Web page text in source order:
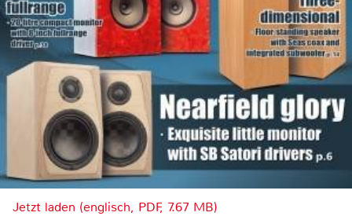
Jetzt laden (englisch, PDF, 7.67 MB)